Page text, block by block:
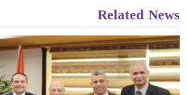
Related News